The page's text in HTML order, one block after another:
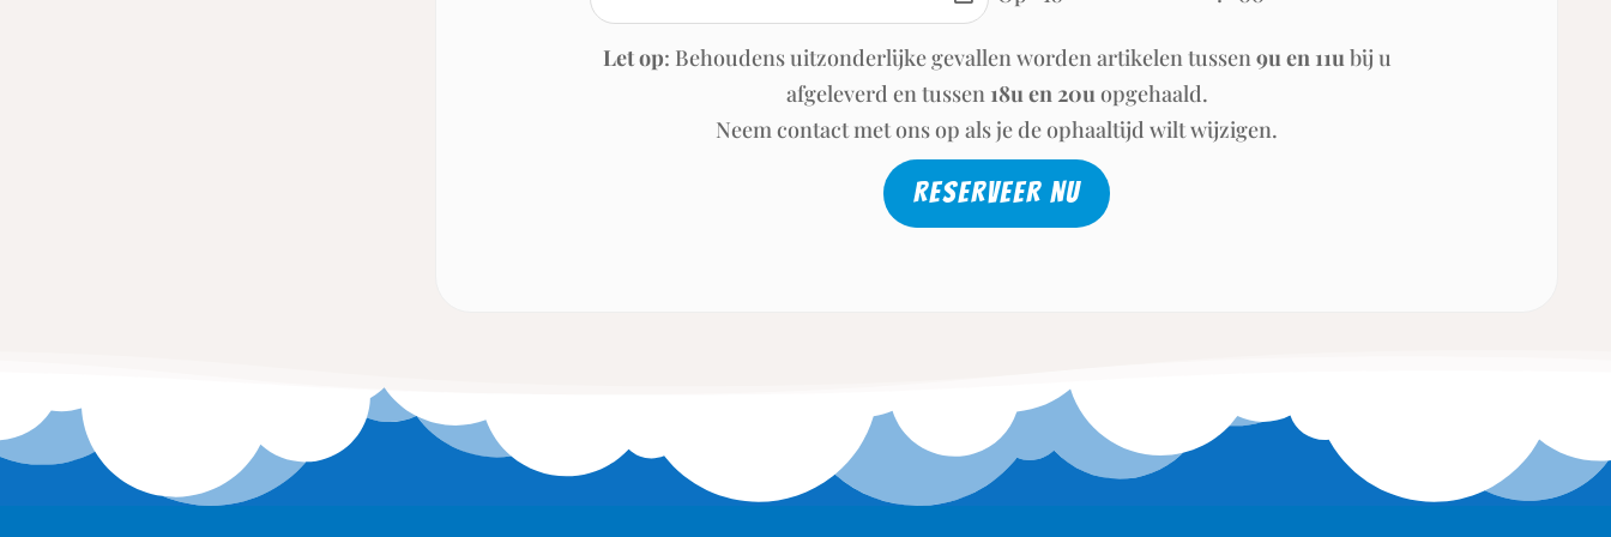
Let op: Behoudens uitzonderlijke gevallen worden artikelen tussen9u en 11ubij u
afgeleverd en tussen 18u en 20uopgehaald.
Neem contact met ons op als je de ophaaltijd wilt wijzigen.